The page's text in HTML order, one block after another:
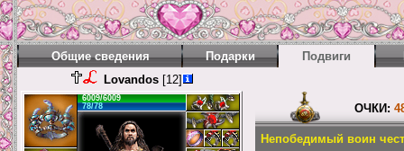
Общие сведения Подарки Подвиги
Lovandos[12]
6009/6009
78/78
ОЧКИ:
Непобедимый воин